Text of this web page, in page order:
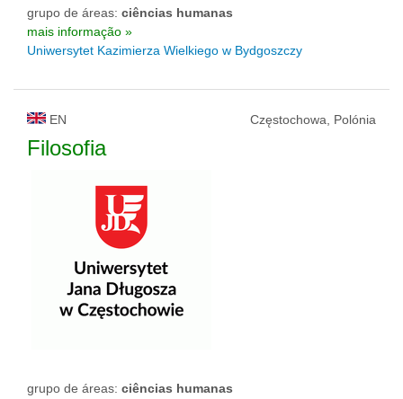
grupo de áreas: ciências humanas
mais informação »
Uniwersytet Kazimierza Wielkiego w Bydgoszczy
EN Częstochowa, Polónia
Filosofia
grupo de áreas: ciências humanas